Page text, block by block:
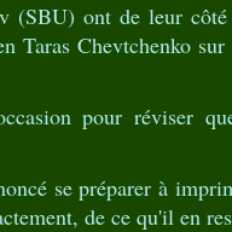
(SBU) ont de leur
Taras Chevtchenko
pour réviser
se préparer à
de ce qu'il en